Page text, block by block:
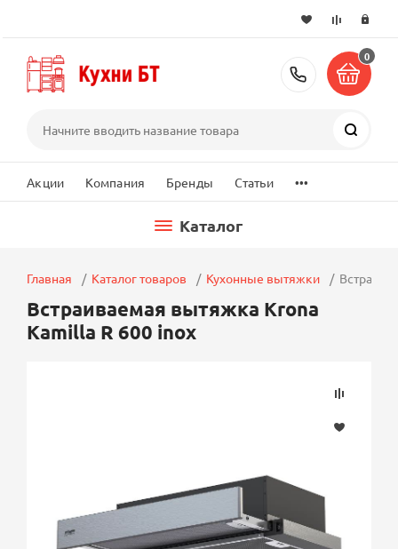
+7 (495)
0
Акции Компания Бренды Статьи ...
Каталог
Главная Каталог товаров Кухонные вытяжки
Встраиваемая вытяжка Krona
Kamilla R 600 inox